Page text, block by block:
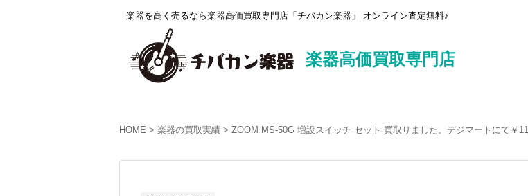
楽器を高く売るなら楽器高価買取専門店「チバカン楽器」 オンライン査定無料♪
楽器高価買取専門店
HOME 楽器の買取実績 ZOOM MS-50G 増設スイッチ セット 買取りました。デジマートにて￥